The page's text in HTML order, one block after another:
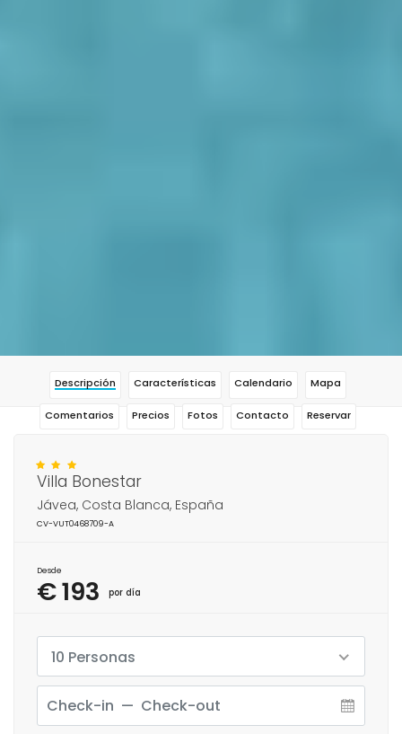
Descripción Características Calendario Mapa
Comentarios Precios Fotos Contacto Reservar
Villa Bonestar
Jávea, Costa Blanca, España
CV-VUT0468709-A
Desde
€ 193 por día
10 Personas